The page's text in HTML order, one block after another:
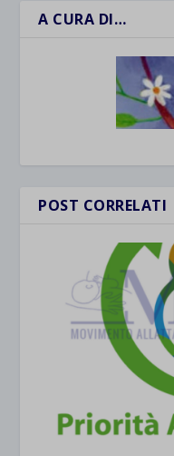
A CURA DI…
POST CORRELATI